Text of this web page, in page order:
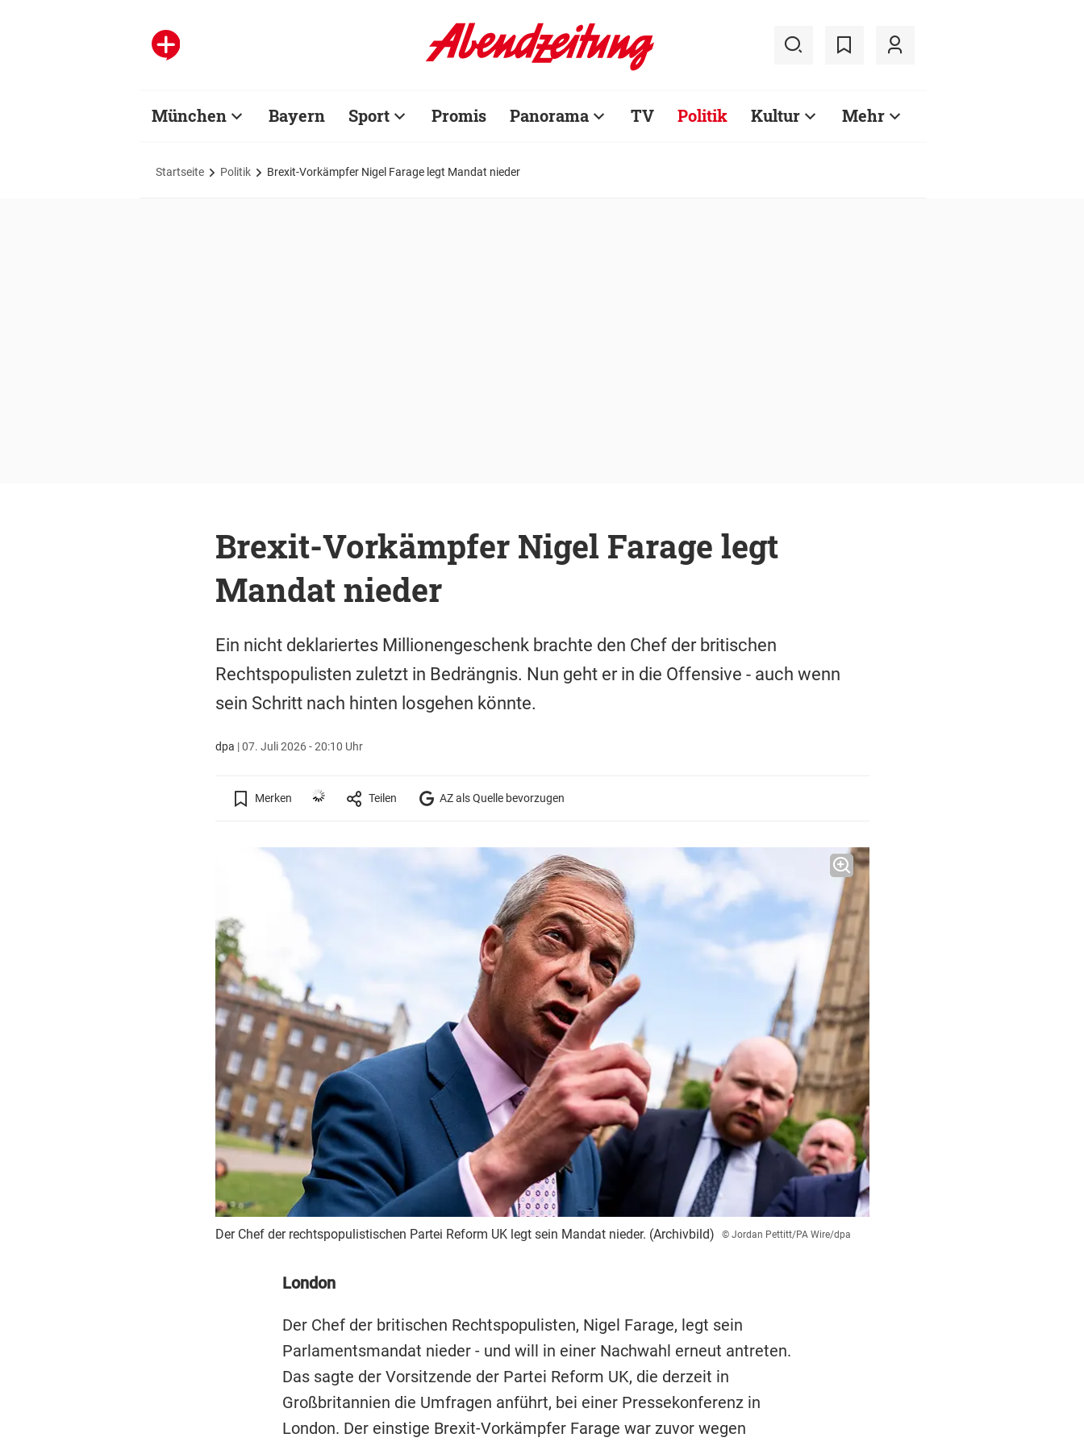
München Bayern Sport Promis Panorama TV Politik Kultur Mehr
Startseite Politik Brexit-Vorkämpfer Nigel Farage legt Mandat nieder
Brexit-Vorkämpfer Nigel Farage legt
Mandat nieder
Ein nicht deklariertes Millionengeschenk brachte den Chef der britischen
Rechtspopulisten zuletzt in Bedrängnis. Nun geht er in die Offensive - auch wenn
sein Schritt nach hinten losgehen könnte.
dpa |07. Juli 2026 - 20:10 Uhr
Merken Teilen AZ als Quelle bevorzugen
Der Chef der rechtspopulistischen Partei Reform UK legt sein Mandat nieder. (Archivbild) © Jordan Pettitt/PA Wire/dpa
London
Der Chef der britischen Rechtspopulisten, Nigel Farage, legt sein
Parlamentsmandat nieder - und will in einer Nachwahl erneut antreten.
Das sagte der Vorsitzende der Partei Reform UK, die derzeit in
Großbritannien die Umfragen anführt, bei einer Pressekonferenz in
London. Der einstige Brexit-Vorkämpfer Farage war zuvor wegen